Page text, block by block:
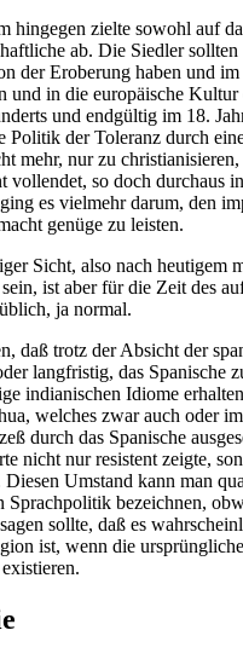
hingegen zielte sowohl auf
ab. Die Siedler sollten
der Eroberung haben und
und in die europäische Kultur
und endgültig im 18.
Politik der Toleranz durch
mehr, nur zu
vollendet, so doch durchaus
es vielmehr darum, den
genüge zu leisten.
Sicht, also nach heutigem
ist aber für die Zeit des
ja normal.
daß trotz der Absicht der
langfristig, das Spanische
indianischen Idiome
welches zwar auch oder
durch das Spanische
nicht nur resistent zeigte,
Umstand kann man
Sprachpolitik bezeichnen,
sollte, daß es
ist, wenn die